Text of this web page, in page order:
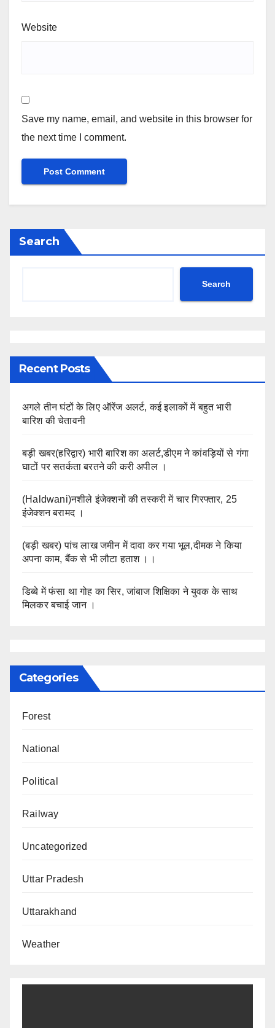
Website
Save my name, email, and website in this browser for
the next time I comment.
Search
Search
Recent Posts
अगले तीन घंटों के लिए ऑरेंज अलर्ट, कई इलाकों में बहुत भारी
बारिश की चेतावनी
बड़ी खबर(हरिद्वार) भारी बारिश का अलर्ट,डीएम ने कांवड़ियों से गंगा
घाटों पर सतर्कता बरतने की करी अपील ।
(Haldwani)नशीले इंजेक्शनों की तस्करी में चार गिरफ्तार, 25
इंजेक्शन बरामद ।
(बड़ी खबर) पांच लाख जमीन में दावा कर गया भूल,दीमक ने किया
अपना काम, बैंक से भी लौटा हताश ।।
डिब्बे में फंसा था गोह का सिर, जांबाज शिक्षिका ने युवक के साथ
मिलकर बचाई जान ।
Categories
Forest
National
Political
Railway
Uncategorized
Uttar Pradesh
Uttarakhand
Weather